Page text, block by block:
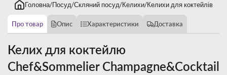
Головна Посуд Скляний посуд Келихи Келихи для коктейлів
Про товар Опис Характеристики Доставка
Келих для коктейлю
Chef&Sommelier Champagne&Cocktail